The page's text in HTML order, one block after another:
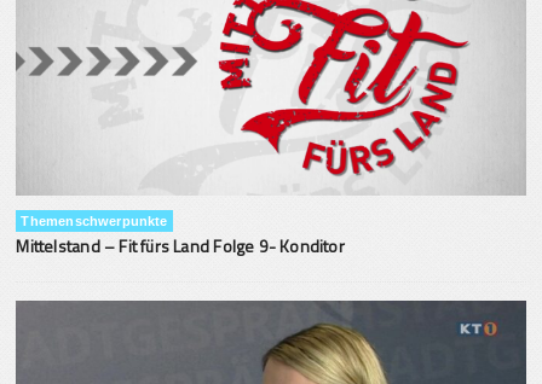
Themenschwerpunkte
Mittelstand – Fit fürs Land Folge 9- Konditor